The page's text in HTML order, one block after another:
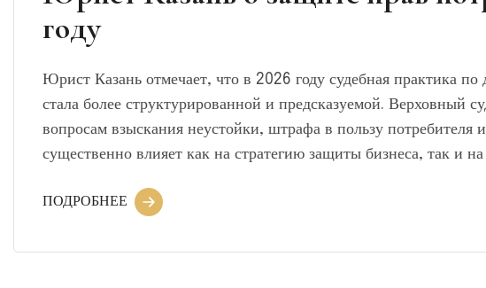
году
Юрист Казань отмечает, что в 2026 году судебная практика по
стала более структурированной и предсказуемой. Верховный
вопросам взыскания неустойки, штрафа в пользу потребителя
существенно влияет как на стратегию защиты бизнеса, так и
ПОДРОБНЕЕ